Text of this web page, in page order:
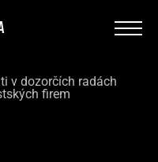
v dozorčích radách
firem